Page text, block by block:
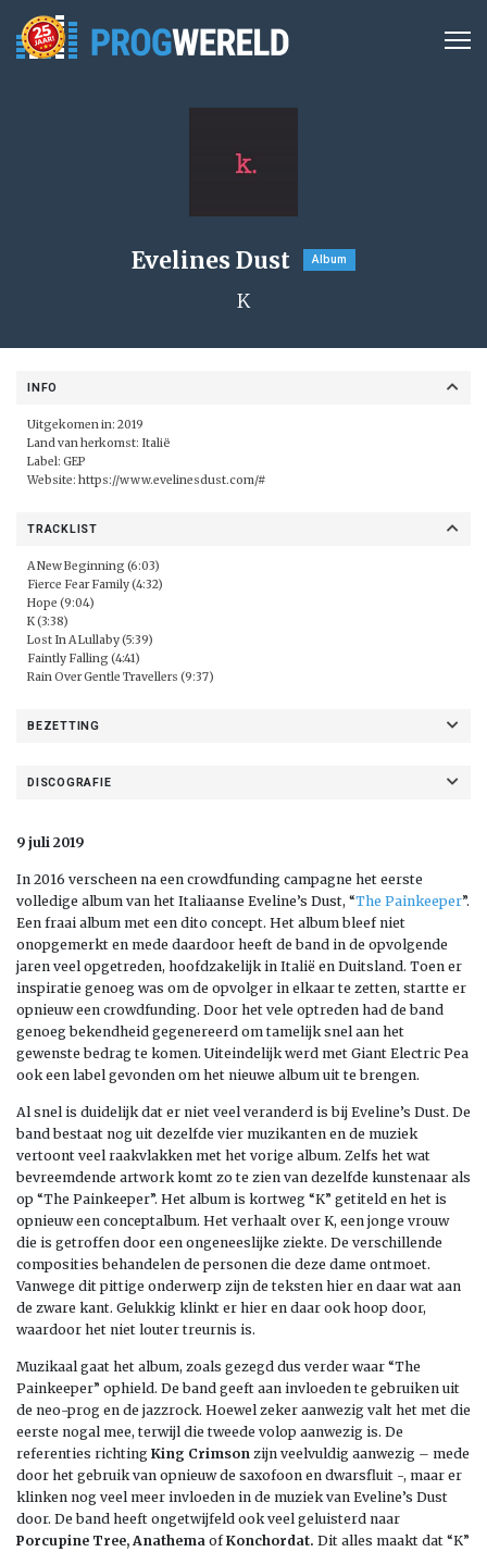
Evelines Dust Album
K
INFO
Uitgekomen in: 2019
Land van herkomst: Italië
Label: GEP
Website: https://www.evelinesdust.com/#
TRACKLIST
A New Beginning (6:03)
Fierce Fear Family (4:32)
Hope (9:04)
K (3:38)
Lost In A Lullaby (5:39)
Faintly Falling (4:41)
Rain Over Gentle Travellers (9:37)
BEZETTING
DISCOGRAFIE
9 juli 2019
In 2016 verscheen na een crowdfunding campagne het eerste
volledige album van het Italiaanse Eveline’s Dust, “The Painkeeper”.
Een fraai album met een dito concept. Het album bleef niet
onopgemerkt en mede daardoor heeft de band in de opvolgende
jaren veel opgetreden, hoofdzakelijk in Italië en Duitsland. Toen er
inspiratie genoeg was om de opvolger in elkaar te zetten, startte er
opnieuw een crowdfunding. Door het vele optreden had de band
genoeg bekendheid gegenereerd om tamelijk snel aan het
gewenste bedrag te komen. Uiteindelijk werd met Giant Electric Pea
ook een label gevonden om het nieuwe album uit te brengen.
Al snel is duidelijk dat er niet veel veranderd is bij Eveline’s Dust. De
band bestaat nog uit dezelfde vier muzikanten en de muziek
vertoont veel raakvlakken met het vorige album. Zelfs het wat
bevreemdende artwork komt zo te zien van dezelfde kunstenaar als
op “The Painkeeper”. Het album is kortweg “K” getiteld en het is
opnieuw een conceptalbum. Het verhaalt over K, een jonge vrouw
die is getroffen door een ongeneeslijke ziekte. De verschillende
composities behandelen de personen die deze dame ontmoet.
Vanwege dit pittige onderwerp zijn de teksten hier en daar wat aan
de zware kant. Gelukkig klinkt er hier en daar ook hoop door,
waardoor het niet louter treurnis is.
Muzikaal gaat het album, zoals gezegd dus verder waar “The
Painkeeper” ophield. De band geeft aan invloeden te gebruiken uit
de neo-prog en de jazzrock. Hoewel zeker aanwezig valt het met die
eerste nogal mee, terwijl die tweede volop aanwezig is. De
referenties richting King Crimson zijn veelvuldig aanwezig – mede
door het gebruik van opnieuw de saxofoon en dwarsfluit -, maar er
klinken nog veel meer invloeden in de muziek van Eveline’s Dust
door. De band heeft ongetwijfeld ook veel geluisterd naar
Porcupine Tree, Anathema ofKonchordat. Dit alles maakt dat “K”